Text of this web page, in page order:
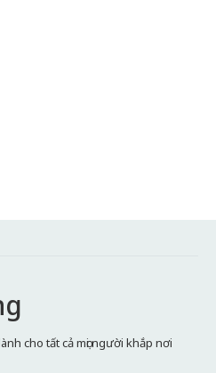
cho tất cả mọi người khắp nơi